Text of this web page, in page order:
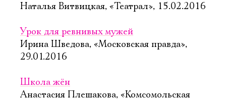
Наталья Витвицкая, «Театрал», 15.02.2016
Урок для ревнивых мужей
Ирина Шведова, «Московская правда»,
29.01.2016
Школа жён
Анастасия Плешакова, «Комсомольская